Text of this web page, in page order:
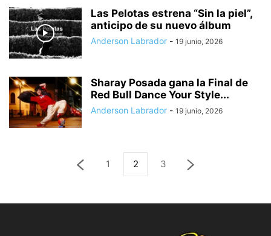
Las Pelotas estrena “Sin la piel”,
anticipo de su nuevo álbum
Anderson Labrador - 19 junio, 2026
Sharay Posada gana la Final de
Red Bull Dance Your Style...
Anderson Labrador - 19 junio, 2026
1 2 3